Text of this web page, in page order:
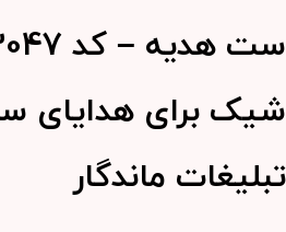
شیک برای هدایای
تبلیغات ماندگار